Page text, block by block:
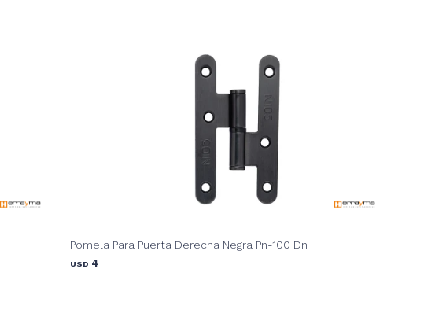
Pomela Para Puerta Derecha Negra Pn-100 Dn
USD 4